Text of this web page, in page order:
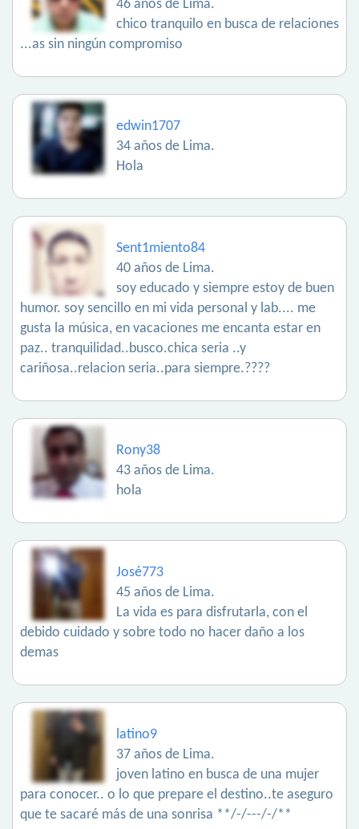
46 años de Lima.
chico tranquilo en busca de relaciones
...as sin ningún compromiso
edwin1707
34 años de Lima.
Hola
Sent1miento84
40 años de Lima.
soy educado y siempre estoy de buen
humor. soy sencillo en mi vida personal y lab.... me
gusta la música, en vacaciones me encanta estar en
paz.. tranquilidad..busco.chica seria ..y
cariñosa..relacion seria..para siempre.????
Rony38
43 años de Lima.
hola
José773
45 años de Lima.
La vida es para disfrutarla, con el
debido cuidado y sobre todo no hacer daño a los
demas
latino9
37 años de Lima.
joven latino en busca de una mujer
para conocer.. o lo que prepare el destino..te aseguro
que te sacaré más de una sonrisa **/-/---/-/**